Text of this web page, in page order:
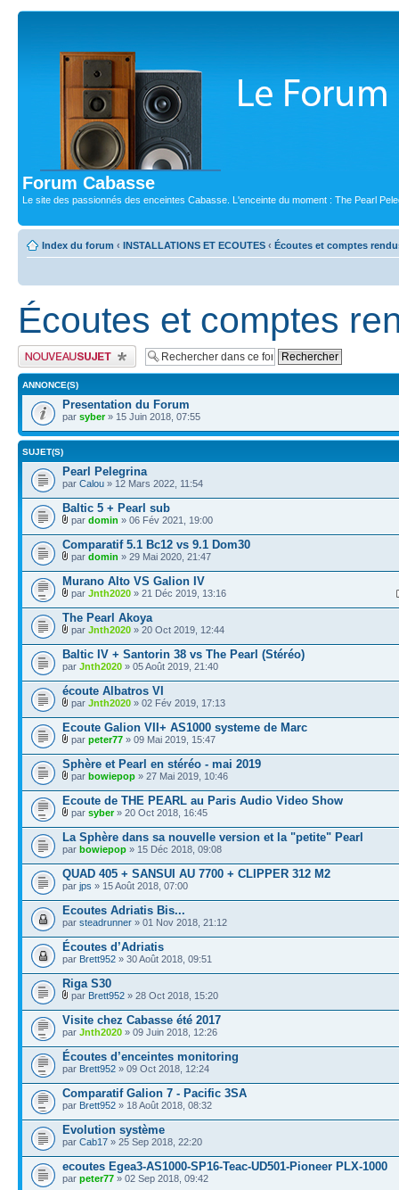
Forum Cabasse
Le site des passionnés des enceintes Cabasse. L'enceinte du moment : The Pearl
Index du forum ‹ INSTALLATIONS ET ECOUTES ‹ Écoutes et comptes
Écoutes et comptes
Publier un nouveau sujet
ANNONCE(S)
Presentation du Forum
par syber» 15 Juin 2018, 07:55
SUJET(S)
Pearl Pelegrina
par Calou » 12 Mars 2022, 11:54
Baltic 5 + Pearl sub
par domin » 06 Fév 2021, 19:00
Comparatif 5.1 Bc12 vs 9.1 Dom30
par domin » 29 Mai 2020, 21:47
Murano Alto VS Galion IV
par Jnth2020 » 21 Déc 2019, 13:16
The Pearl Akoya
par Jnth2020 » 20 Oct 2019, 12:44
Baltic IV + Santorin 38 vs The Pearl (Stéréo)
par Jnth2020 » 05 Août 2019, 21:40
écoute Albatros VI
par Jnth2020 » 02 Fév 2019, 17:13
Ecoute Galion VII+ AS1000 systeme de Marc
par peter77 » 09 Mai 2019, 15:47
Sphère et Pearl en stéréo - mai 2019
par bowiepop » 27 Mai 2019, 10:46
Ecoute de THE PEARL au Paris Audio Video Show
par syber» 20 Oct 2018, 16:45
La Sphère dans sa nouvelle version et la "petite" Pearl
par bowiepop » 15 Déc 2018, 09:08
QUAD 405 + SANSUI AU 7700 + CLIPPER 312 M2
par jps » 15 Août 2018, 07:00
Ecoutes Adriatis Bis...
par steadrunner » 01 Nov 2018, 21:12
Écoutes d’Adriatis
par Brett952 » 30 Août 2018, 09:51
Riga S30
par Brett952 » 28 Oct 2018, 15:20
Visite chez Cabasse été 2017
par Jnth2020 » 09 Juin 2018, 12:26
Écoutes d’enceintes monitoring
par Brett952 » 09 Oct 2018, 12:24
Comparatif Galion 7 - Pacific 3SA
par Brett952 » 18 Août 2018, 08:32
Evolution système
par Cab17 » 25 Sep 2018, 22:20
ecoutes Egea3-AS1000-SP16-Teac-UD501-Pioneer PLX-1000
par peter77 » 02 Sep 2018, 09:42